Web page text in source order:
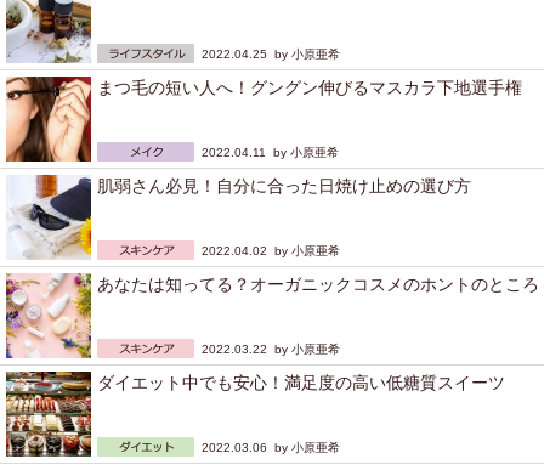
2022.04.25 by 小原亜希
まつ毛の短い人へ！グングン伸びるマスカラ下地選手権
2022.04.11 by 小原亜希
肌弱さん必見！自分に合った日焼け止めの選び方
2022.04.02 by 小原亜希
あなたは知ってる？オーガニックコスメのホントのところ
2022.03.22 by 小原亜希
ダイエット中でも安心！満足度の高い低糖質スイーツ
2022.03.06 by 小原亜希